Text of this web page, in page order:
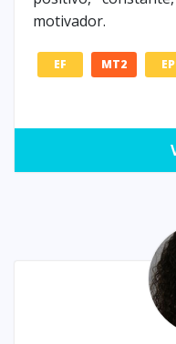
motivador.
EF MT2 EP